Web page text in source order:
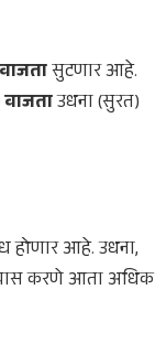
सुटणार आहे.
उधना (सुरत)
होणार आहे. उधना,
करणे आता अधिक